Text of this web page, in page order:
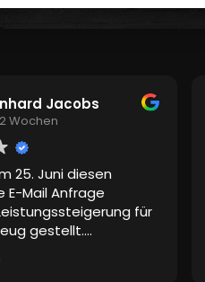
Jacobs
Wochen
25. Juni diesen
E-Mail Anfrage
für
gestellt.
und
und Kontaktdaten